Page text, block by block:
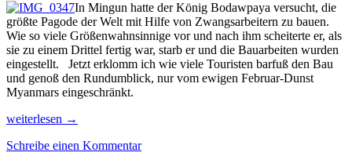
In Mingun hatte der König Bodawpaya versucht, die
größte Pagode der Welt mit Hilfe von Zwangsarbeitern zu bauen.
Wie so viele Größenwahnsinnige vor und nach ihm scheiterte er, als
sie zu einem Drittel fertig war, starb er und die Bauarbeiten wurden
eingestellt. Jetzt erklomm ich wie viele Touristen barfuß den Bau
und genoß den Rundumblick, nur vom ewigen Februar-Dunst
Myanmars eingeschränkt.
3.
Mingun
weiterlesen →
Schreibe einen Kommentar